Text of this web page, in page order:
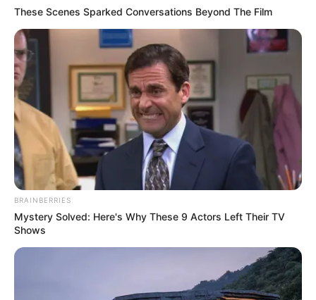
These Scenes Sparked Conversations Beyond The Film
BRAINBERRIES
Mystery Solved: Here's Why These 9 Actors Left Their TV
Shows